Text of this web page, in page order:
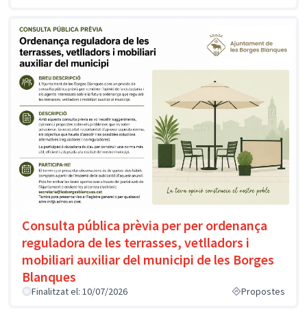
Consulta pública prèvia per per ordenança
reguladora de les terrasses, vetlladors i
mobiliari auxiliar del municipi de les Borges
Blanques
Finalitzat el: 10/07/2026 Propostes